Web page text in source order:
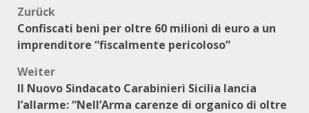
Beitragsnavigation
Zurück
Confiscati beni per oltre 60 milioni di euro a un
imprenditore “fiscalmente pericoloso”
Weiter
Il Nuovo Sindacato Carabinieri Sicilia lancia
l’allarme: “Nell’Arma carenze di organico di oltre